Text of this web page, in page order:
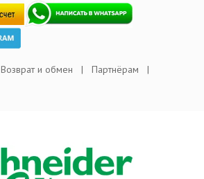
Возврат и обмен Партнёрам